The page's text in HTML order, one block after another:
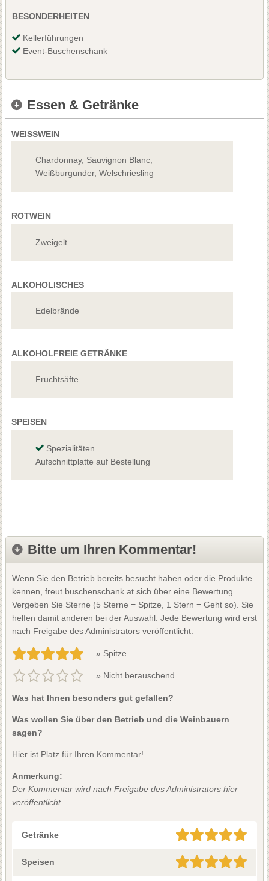
BESONDERHEITEN
Kellerführungen
Event-Buschenschank
Essen & Getränke
WEISSWEIN
Chardonnay, Sauvignon Blanc,
Weißburgunder, Welschriesling
ROTWEIN
Zweigelt
ALKOHOLISCHES
Edelbrände
ALKOHOLFREIE GETRÄNKE
Fruchtsäfte
SPEISEN
Spezialitäten
Aufschnittplatte auf Bestellung
Bitte um Ihren Kommentar!
Wenn Sie den Betrieb bereits besucht haben oder die Produkte
kennen, freut buschenschank.at sich über eine Bewertung.
Vergeben Sie Sterne (5 Sterne = Spitze, 1 Stern = Geht so). Sie
helfen damit anderen bei der Auswahl. Jede Bewertung wird erst
nach Freigabe des Administrators veröffentlicht.
» Spitze
» Nicht berauschend
Was hat Ihnen besonders gut gefallen?
Was wollen Sie über den Betrieb und die Weinbauern
sagen?
Hier ist Platz für Ihren Kommentar!
Anmerkung:
Der Kommentar wird nach Freigabe des Administrators hier
veröffentlicht.
Getränke
Speisen